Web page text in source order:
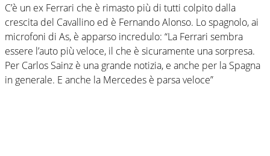
C’è un ex Ferrari che è rimasto più di tutti colpito dalla
crescita del Cavallino ed è Fernando Alonso. Lo spagnolo, ai
microfoni di As, è apparso incredulo: “La Ferrari sembra
essere l’auto più veloce, il che è sicuramente una sorpresa.
Per Carlos Sainz è una grande notizia, e anche per la Spagna
in generale. E anche la Mercedes è parsa veloce”